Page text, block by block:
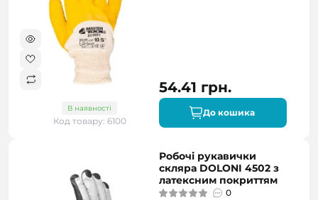
В наявності
Код товару: 6100
54.41 грн.
До кошика
Робочі рукавички
скляра DOLONI 4502 з
латексним покриттям
0